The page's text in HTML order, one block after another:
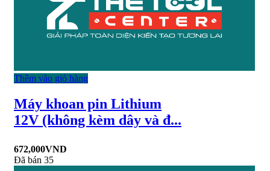
Thêm vào giỏ hàng
Máy khoan pin Lithium
12V (không kèm dây và đ...
672,000VND
Đã bán 35